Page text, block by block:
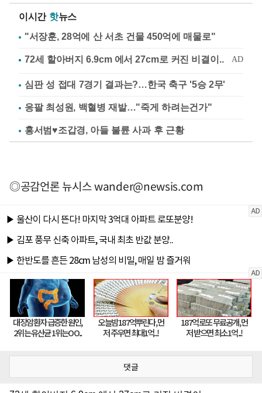
이시간 핫뉴스
"서장훈, 28억에 산 서초 건물 450억에 매물로"
심판 성 접대 7경기 결과는?…한국 축구 '5승 2무'
응팔 최성원, 백혈병 재발…"죽게 하려는건가"
홍서범♥조갑경, 아들 불륜 사과 후 근황
◎공감언론 뉴시스wander@newsis.com
댓글